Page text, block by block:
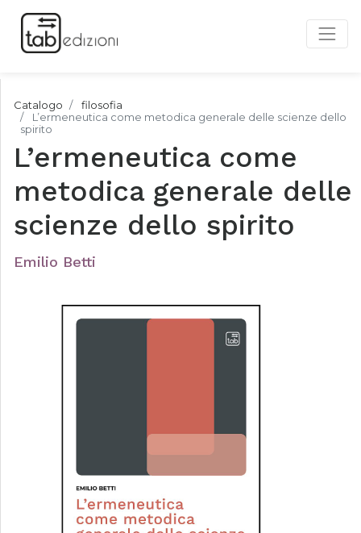
Catalogo
filosofia
L’ermeneutica come metodica generale delle scienze dello
spirito
L’ermeneutica come
metodica generale delle
scienze dello spirito
Emilio Betti